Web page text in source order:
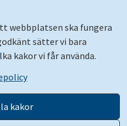
webbplatsen ska fungera
sätter vi bara
kakor vi får använda.
kakor